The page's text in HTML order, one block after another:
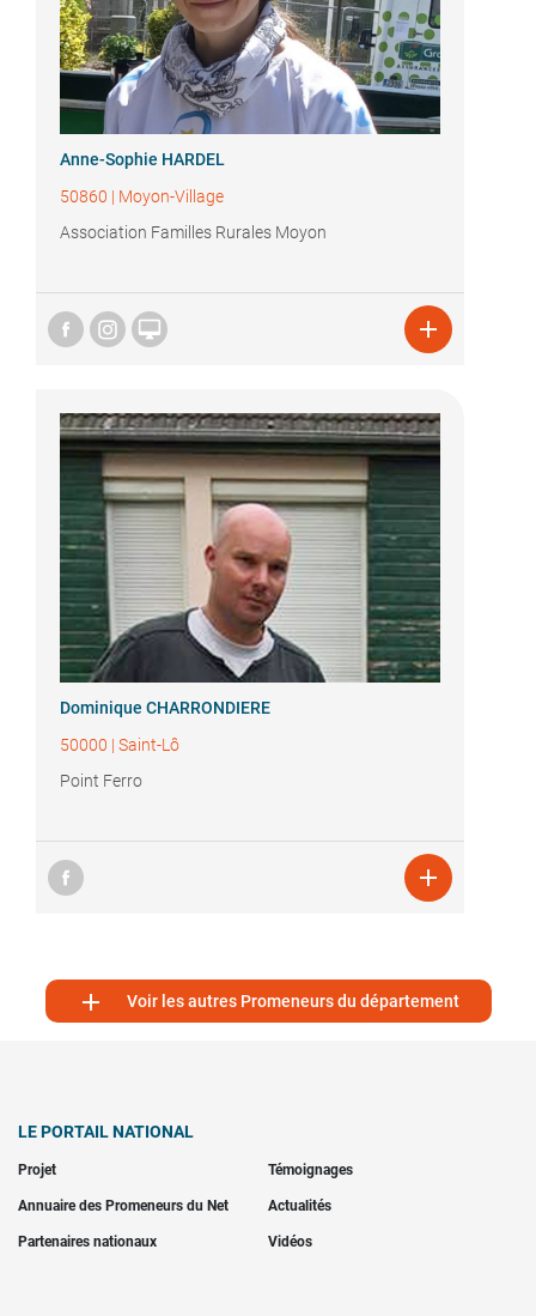
Anne-Sophie HARDEL
50860 | Moyon-Village
Association Familles Rurales Moyon
 
Dominique CHARRONDIERE
50000 | Saint-Lô
Point Ferro

 Voir les autres Promeneurs du département
LE PORTAIL NATIONAL
Projet Témoignages
Annuaire des Promeneurs du Net Actualités
Partenaires nationaux Vidéos